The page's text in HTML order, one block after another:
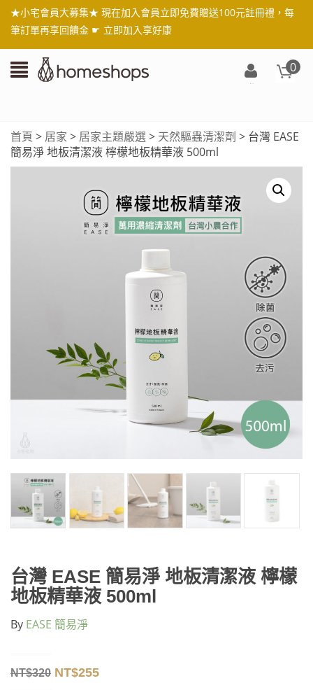
★小宅會員大募集★ 現在加入會員立即免費贈送100元註冊禮，每
筆訂單再享回饋金 ☛ 立即加入享好康
0
冊
首頁 > 居家 > 居家主題嚴選> 天然驅蟲清潔劑 > 台灣 EASE
簡易淨 地板清潔液 檸檬地板精華液 500ml
台灣 EASE 簡易淨 地板清潔液 檸檬
地板精華液 500ml
By EASE 簡易淨
NT$320 NT$255